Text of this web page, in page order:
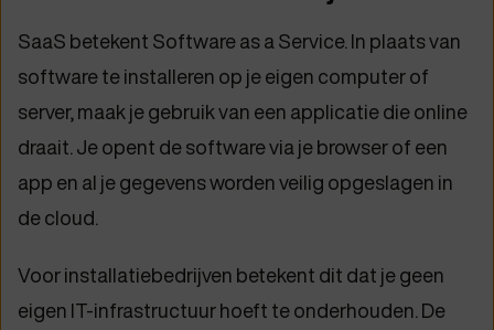
SaaS betekent Software as a Service. In plaats van
software te installeren op je eigen computer of
server, maak je gebruik van een applicatie die online
draait. Je opent de software via je browser of een
app en al je gegevens worden veilig opgeslagen in
de cloud.
Voor installatiebedrijven betekent dit dat je geen
eigen IT-infrastructuur hoeft te onderhouden. De